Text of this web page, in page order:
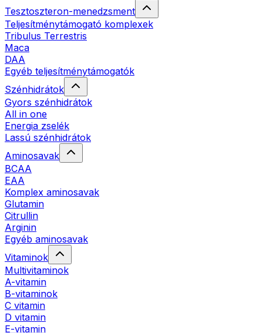
Tesztoszteron-menedzsment
Teljesítménytámogató komplexek
Tribulus Terrestris
Maca
DAA
Egyéb teljesítménytámogatók
Szénhidrátok
Gyors szénhidrátok
All in one
Energia zselék
Lassú szénhidrátok
Aminosavak
BCAA
EAA
Komplex aminosavak
Glutamin
Citrullin
Arginin
Egyéb aminosavak
Vitaminok
Multivitaminok
A-vitamin
B-vitaminok
C vitamin
D vitamin
E-vitamin